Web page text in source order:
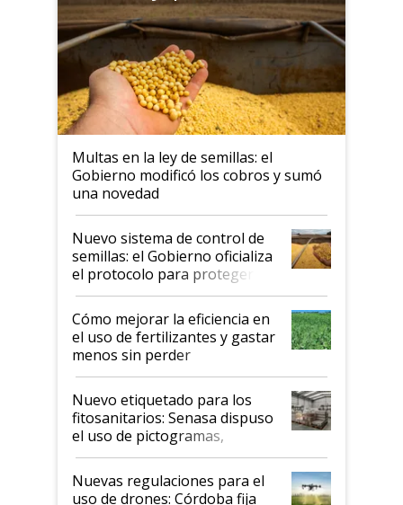
Multas en la ley de semillas: el
Gobierno modificó los cobros y sumó
una novedad
Nuevo sistema de control de
semillas: el Gobierno oficializa
el protocolo para proteger la
propiedad intelectual
Cómo mejorar la eficiencia en
el uso de fertilizantes y gastar
menos sin perder
productividad en la campaña
fina
Nuevo etiquetado para los
fitosanitarios: Senasa dispuso
el uso de pictogramas,
palabras de advertencia e
indicaciones
Nuevas regulaciones para el
uso de drones: Córdoba fija